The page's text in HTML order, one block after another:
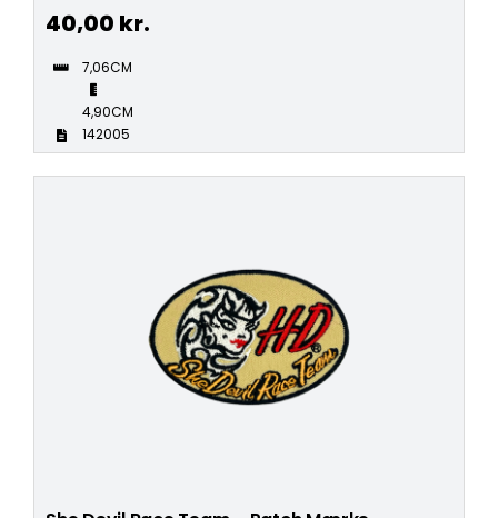
40,00 kr.
7,06CM
4,90CM
142005